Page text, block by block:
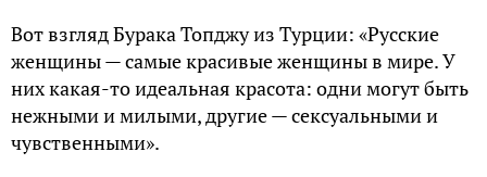
Вот взгляд Бурака Топджу из Турции: «Русские
женщины — самые красивые женщины в мире. У
них какая-то идеальная красота: одни могут быть
нежными и милыми, другие — сексуальными и
чувственными».